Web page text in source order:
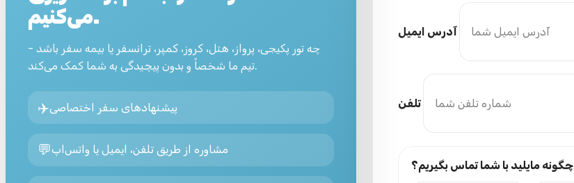
می‌کنیم.
چه تور پکیجی، پرواز، هتل، کروز، کمپر، ترانسفر یا بیمه سفر باشد -
تیم ما شخصاً و بدون پیچیدگی به شما کمک می‌کند.
✈️پیشنهادهای سفر اختصاصی
💬مشاوره از طریق تلفن، ایمیل یا واتس‌اپ
تلفن
چگونه مایلید با شما تماس بگیریم؟